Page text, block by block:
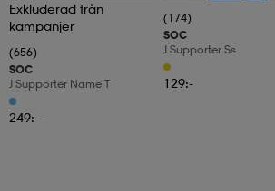
Exkluderad från
kampanjer
(656)
SOC
J Supporter Name T
249:-
(174)
SOC
J Supporter Ss
129:-